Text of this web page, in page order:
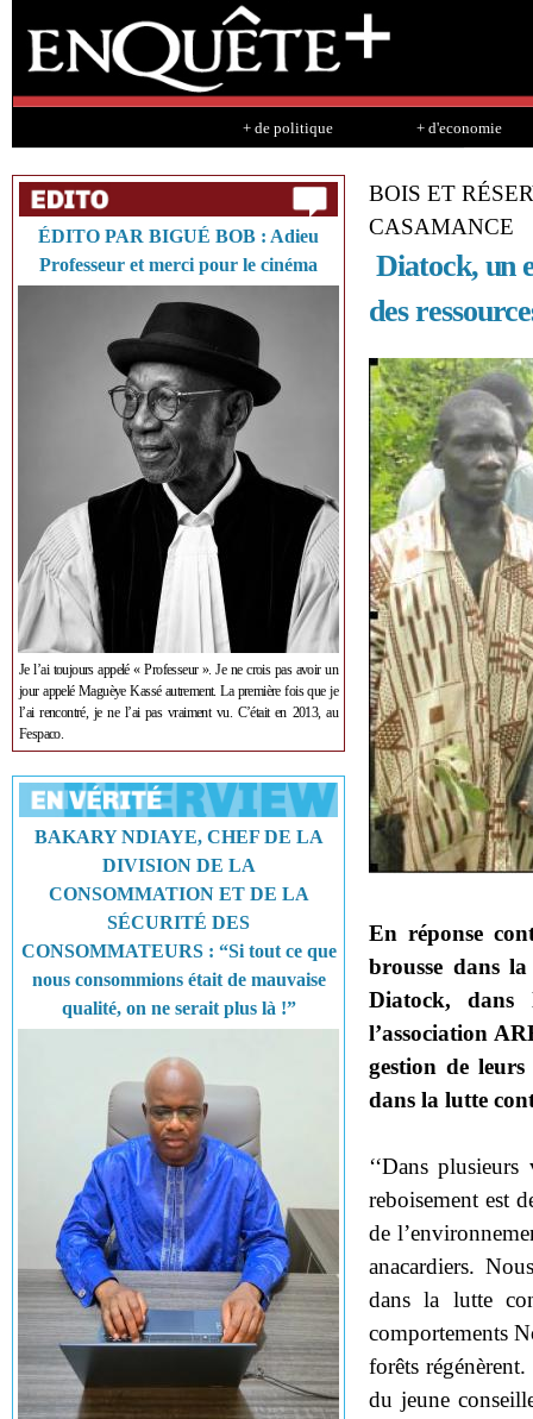
+ de politique + d'economie
ÉDITO PAR BIGUÉ BOB : Adieu
Professeur et merci pour le cinéma
Je l’ai toujours appelé « Professeur ». Je ne crois pas avoir un
jour appelé Maguèye Kassé autrement. La première fois que je
l’ai rencontré, je ne l’ai pas vraiment vu. C’était en 2013, au
Fespaco.
BAKARY NDIAYE, CHEF DE LA
DIVISION DE LA
CONSOMMATION ET DE LA
SÉCURITÉ DES
CONSOMMATEURS : “Si tout ce que
nous consommions était de mauvaise
qualité, on ne serait plus là !”
BOIS ET
CASAMANCE
Diatock, un
des
En réponse
brousse dans
Diatock, dans
l’association
gestion de
dans la lutte
‘‘Dans
reboisement est
de
anacardiers.
dans la lutte
comportements
forêts
du jeune